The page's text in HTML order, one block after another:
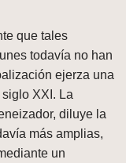
que tales
todavía no han
ejerza una
XXI. La
diluye la
más amplias,
un